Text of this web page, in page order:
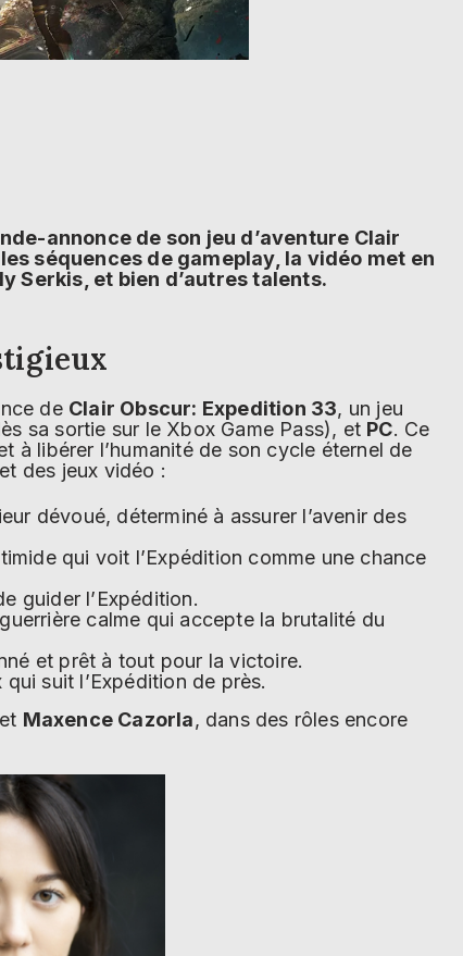
annonce de son jeu d’aventure Clair
séquences de gameplay, la vidéo met en
Serkis, et bien d’autres talents.
de Clair Obscur: Expedition 33, un jeu
sa sortie sur le Xbox Game Pass), et PC. Ce
à libérer l’humanité de son cycle éternel de
des jeux vidéo :
dévoué, déterminé à assurer l’avenir des
qui voit l’Expédition comme une chance
guider l’Expédition.
calme qui accepte la brutalité du
et prêt à tout pour la victoire.
suit l’Expédition de près.
Maxence Cazorla, dans des rôles encore